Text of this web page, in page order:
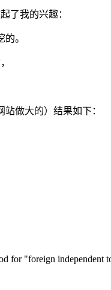
了我的兴趣：
。
站做大的）结果如下：
for "foreign independent